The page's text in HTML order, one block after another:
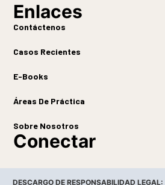
Enlaces
Contáctenos
Casos Recientes
E-Books
Áreas De Práctica
Sobre Nosotros
Conectar
DESCARGO DE RESPONSABILIDAD LEGAL: